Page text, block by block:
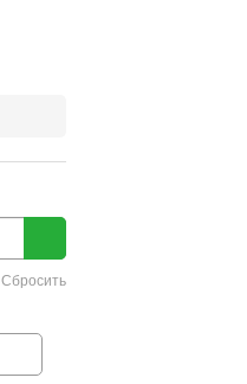
Сбросить